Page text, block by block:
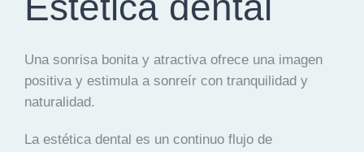
DIENTES FIJOS EN UN DÍA
Una sonrisa bonita y atractivaofrece una imagen
positiva y estimula a sonreír con tranquilidad y
naturalidad.
La estética dental es un continuo flujo de